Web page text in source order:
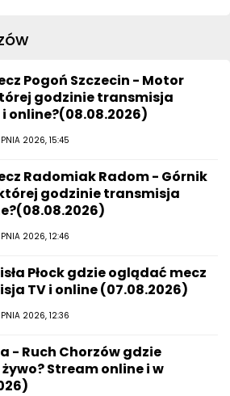
Pogoń Szczecin - Motor
godzinie transmisja
online?(08.08.2026)
2026, 15:45
Radomiak Radom - Górnik
godzinie transmisja
2026, 12:46
Płock gdzie oglądać mecz
TV i online (07.08.2026)
2026, 12:36
- Ruch Chorzów gdzie
Stream online i w